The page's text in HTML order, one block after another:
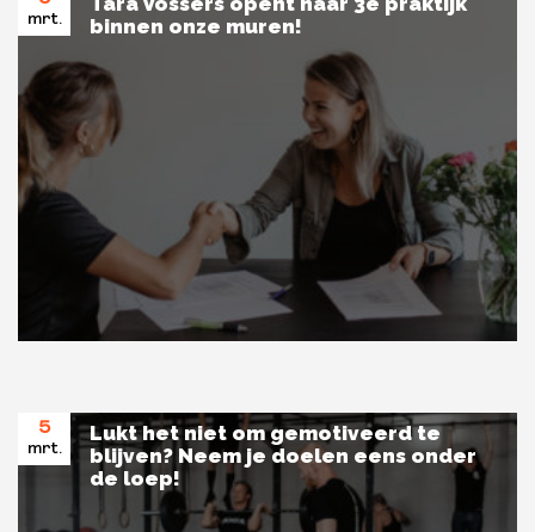
binnen onze muren!
mrt.
Lukt het niet om gemotiveerd te
blijven? Neem je doelen eens onder
de loep!
5
mrt.